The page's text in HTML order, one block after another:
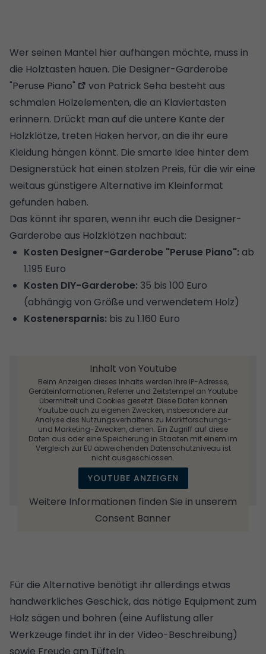
Wer seinen Mantel hier aufhängen möchte, muss in
die Holztasten hauen. Die Designer-Garderobe
"Peruse Piano"
von Patrick Seha besteht aus
schmalen Holzelementen, die an Klaviertasten
erinnern. Drückt man auf die untere Kante der
Holzklötze, treten Haken hervor, an die ihr eure
Kleidung hängen könnt. Die smarte Idee hinter dem
Designerstück hat einen stolzen Preis, für die wir eine
weitaus günstigere Alternative im Kleinformat
gefunden haben.
Das könnt ihr sparen, wenn ihr euch die Designer-
Garderobe aus Holzklötzen nachbaut:
Kosten Designer-Garderobe "Peruse Piano": ab
1.195 Euro
Kosten DIY-Garderobe: 35 bis 100 Euro
(abhängig von Größe und verwendetem Holz)
Kostenersparnis: bis zu 1.160 Euro
Inhalt von Youtube
Beim Anzeigen dieses Inhalts werden Ihre IP-Adresse,
Geräteinformationen, Referrer und Zeitstempel an Youtube
übermittelt und Cookies gesetzt. Diese Daten können
Youtube auch zu eigenen Zwecken, insbesondere zur
Analyse des Nutzungsverhaltens zu Marktforschungs-
und Marketing-Zwecken, dienen. Ein Zugriff auf diese
Daten aus oder eine Speicherung in Staaten mit einem im
Vergleich zur EU abweichenden Datenschutzniveau ist
nicht ausgeschlossen.
YOUTUBE ANZEIGEN
Weitere Informationen finden Sie in unserem
Consent Banner
Für die Alternative benötigt ihr allerdings etwas
handwerkliches Geschick, das nötige Equipment zum
Holz sägen und bohren (eine Auflistung aller
Werkzeuge findet ihr in der Video-Beschreibung)
sowie Freude am Tüfteln.